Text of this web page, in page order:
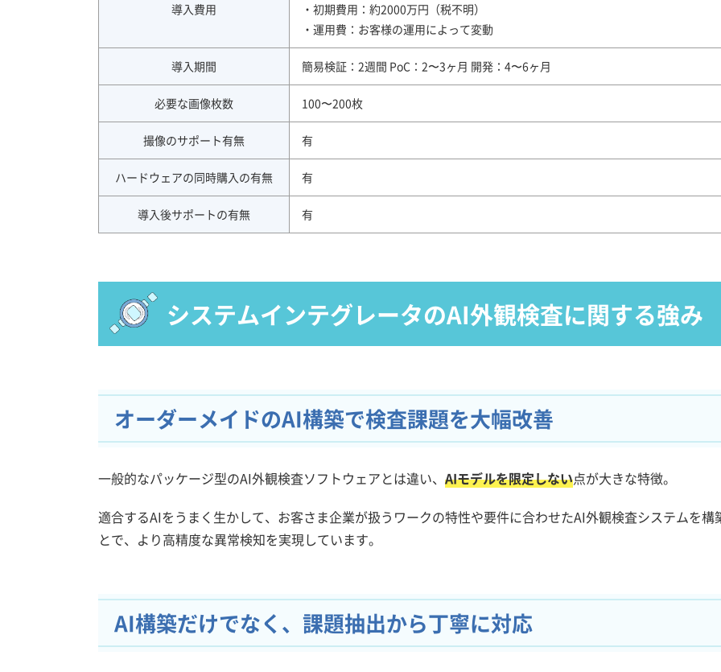
導入費用
・初期費用：約2000万円（税不明）
・運用費：お客様の運用によって変動
導入期間 簡易検証：2週間 PoC：2〜3ヶ月 開発：4〜6ヶ月
必要な画像枚数 100〜200枚
撮像のサポート有無 有
ハードウェアの同時購入の有無 有
導入後サポートの有無 有
システムインテグレータのAI外観検査に関する強み
オーダーメイドのAI構築で検査課題を大幅改善
一般的なパッケージ型のAI外観検査ソフトウェアとは違い、 AIモデルを限定しない点が大きな特徴。
適合するAIをうまく生かして、お客さま企業が扱うワークの特性や要件に合わせたAI外観検査システムを構
とで、より高精度な異常検知を実現しています。
AI構築だけでなく、課題抽出から丁寧に対応